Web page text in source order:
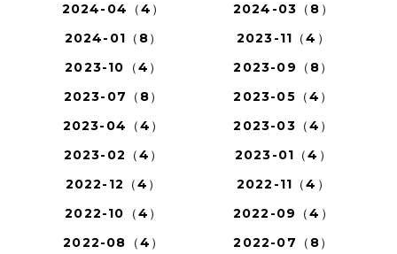
2024-04（4）
2024-03（8）
2024-01（8）
2023-11（4）
2023-10（4）
2023-09（8）
2023-07（8）
2023-05（4）
2023-04（4）
2023-03（4）
2023-02（4）
2023-01（4）
2022-12（4）
2022-11（4）
2022-10（4）
2022-09（4）
2022-08（4）
2022-07（8）